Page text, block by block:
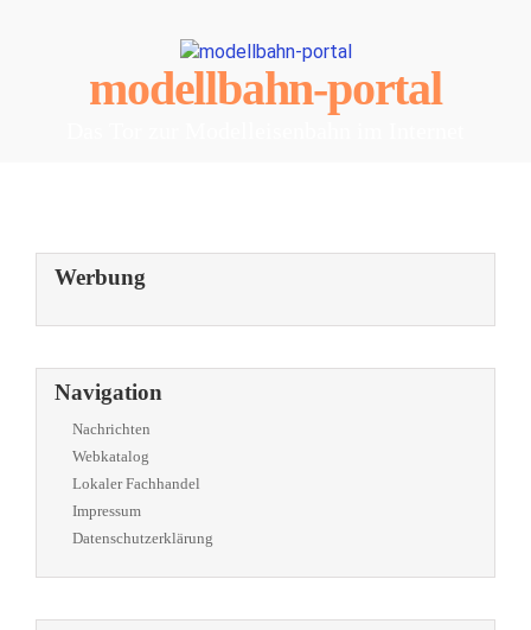
modellbahn-portal
Werbung
Navigation
Nachrichten
Webkatalog
Lokaler Fachhandel
Impressum
Datenschutzerklärung